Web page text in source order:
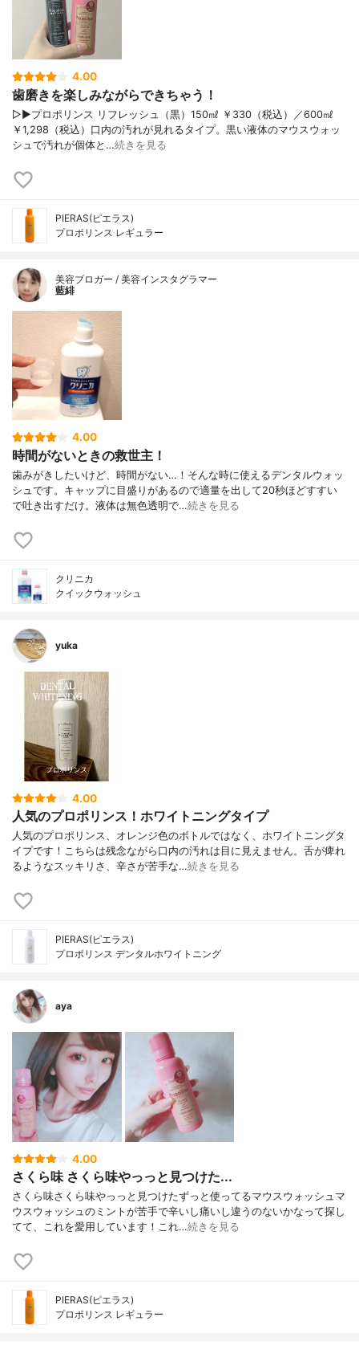
4.00
歯磨きを楽しみながらできちゃう！
▷▶プロポリンス リフレッシュ（黒）150㎖ ￥330（税込）／600㎖
￥1,298（税込）口内の汚れが見れるタイプ。黒い液体のマウスウォッ
シュで汚れが個体と…続きを見る
PIERAS(ピエラス)
プロポリンス レギュラー
美容ブロガー / 美容インスタグラマー
藍緋
4.00
時間がないときの救世主！
歯みがきしたいけど、時間がない…！そんな時に使えるデンタルウォッ
シュです。キャップに目盛りがあるので適量を出して20秒ほどすすい
で吐き出すだけ。液体は無色透明で…続きを見る
クリニカ
クイックウォッシュ
yuka
4.00
人気のプロポリンス！ホワイトニングタイプ
人気のプロポリンス、オレンジ色のボトルではなく、ホワイトニングタ
イプです！こちらは残念ながら口内の汚れは目に見えません。舌が痺れ
るようなスッキリさ、辛さが苦手な…続きを見る
PIERAS(ピエラス)
プロポリンス デンタルホワイトニング
aya
4.00
さくら味 さくら味やっっと見つけた...
さくら味さくら味やっっと見つけたずっと使ってるマウスウォッシュマ
ウスウォッシュのミントが苦手で辛いし痛いし違うのないかなって探し
てて、これを愛用しています！これ…続きを見る
PIERAS(ピエラス)
プロポリンス レギュラー